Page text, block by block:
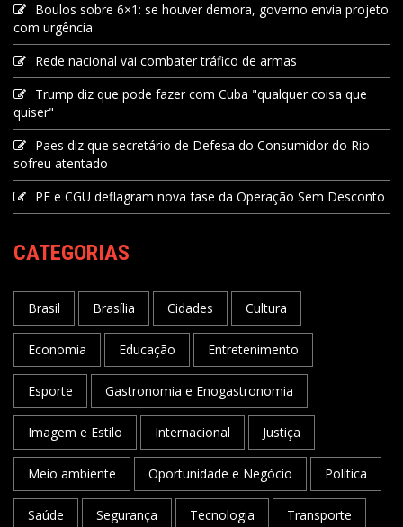
Boulos sobre 6×1: se houver demora, governo envia projeto
com urgência
Rede nacional vai combater tráfico de armas
Trump diz que pode fazer com Cuba "qualquer coisa que
quiser"
Paes diz que secretário de Defesa do Consumidor do Rio
sofreu atentado
PF e CGU deflagram nova fase da Operação Sem Desconto
CATEGORIAS
Brasil Brasília Cidades Cultura
Economia Educação Entretenimento
Esporte Gastronomia e Enogastronomia
Imagem e Estilo Internacional Justiça
Meio ambiente Oportunidade e Negócio Política
Saúde Segurança Tecnologia Transporte